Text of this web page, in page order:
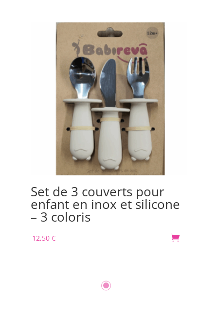
Set de 3 couverts pour
enfant en inox et silicone
– 3 coloris
12,50 € 